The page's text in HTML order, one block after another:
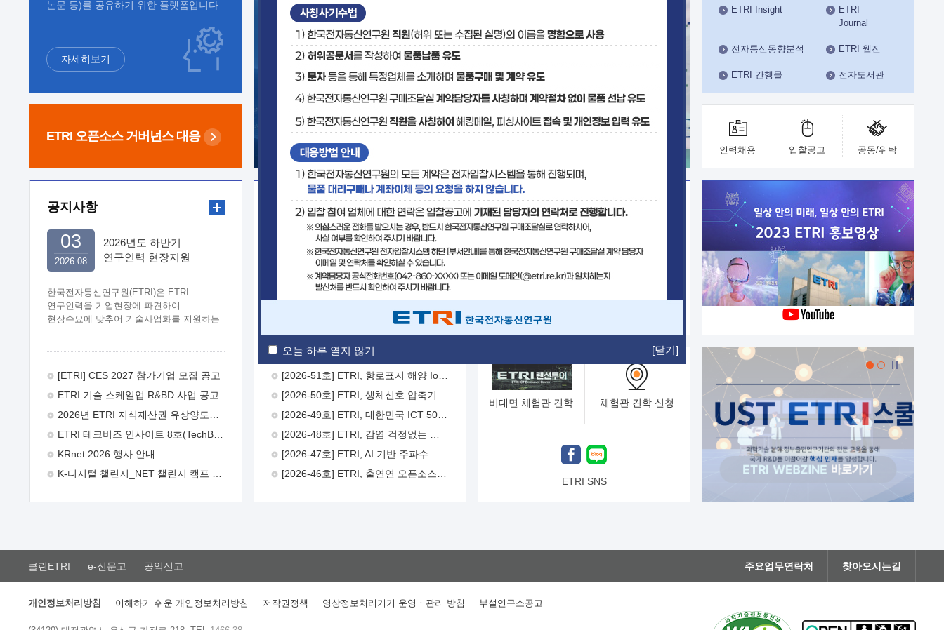
오늘 하루 열지 않기 [닫기]
기획본부
사업화본부
행정본부
대외협력부
논문 등)를 공유하기 위한 플랫폼입니다.
자세히보기
ETRI 오픈소스 거버넌스 대응
ETRI Insight
ETRI
Journal
전자통신동향분석 ETRI 웹진
ETRI 간행물 전자도서관
인력채용 입찰공고 공동/위탁
공지사항
2026년도 하반기
연구인력 현장지원
한국전자통신연구원(ETRI)은 ETRI
연구인력을 기업현장에 파견하여
현장수요에 맞추어 기술사업화를 지원하는
주시기 바랍니다. 2026년 8월
추진목적: ETRI 인력을 기업현장에 파견.
기술지원을 실시함으로써 ETRI 개발기술의
극대화하고, 지원기업을 강견기업으로
육성하고자 함.  신청자격: ETRI
ETRI 창업/연구소기업, 기술이전/출자기업
(2 ~ 3년차) 연봉의 40%  추진일정(1)
희망기업 신청/접수(2)희망인력-희망기업
매칭(3)현장조사/ 선정(심의)(4)협약체결
26일 9월초순 9월 중순 10월 이후*
2026.08
03
[ETRI] CES 2027 참가기업 모집 공고
ETRI 기술 스케일업 R&BD 사업 공고
ETRI 테크비즈 인사이트 8호(TechBiz Insight Vol.8) 발간
KRnet 2026 행사 안내
보도자료
[2026-52호] ETRI, ITU-T 자율주행차 국제표준화 주도한다
기술사업화플랫폼/기술이전
기술예고 중소기업 지원
보유특허 이전가능 기술
융합기술연구생산센터 반도체실험실
비대면 체험관 견학 체험관 견학 신청
ETRI SNS
클린ETRI e-신문고 공익신고 주요업무연락처 찾아오시는길
개인정보처리방침 이해하기 쉬운 개인정보처리방침 저작권정책 영상정보처리기기 운영ㆍ관리 방침 부설연구소공고